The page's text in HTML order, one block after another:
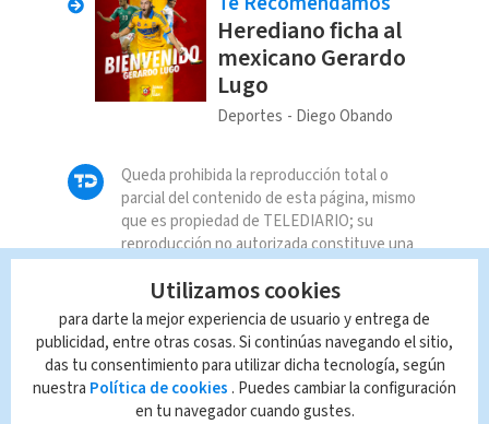
Herediano ficha al
mexicano Gerardo
Lugo
Deportes Diego Obando
Queda prohibida la reproducción total o
parcial del contenido de esta página, mismo
que es propiedad de TELEDIARIO; su
reproducción no autorizada constituye una
leyes aplicables.
Utilizamos cookies
para darte la mejor experiencia de usuario y entrega de
publicidad, entre otras cosas. Si continúas navegando el sitio,
das tu consentimiento para utilizar dicha tecnología, según
nuestra Política de cookies . Puedes cambiar la configuración
en tu navegador cuando gustes.